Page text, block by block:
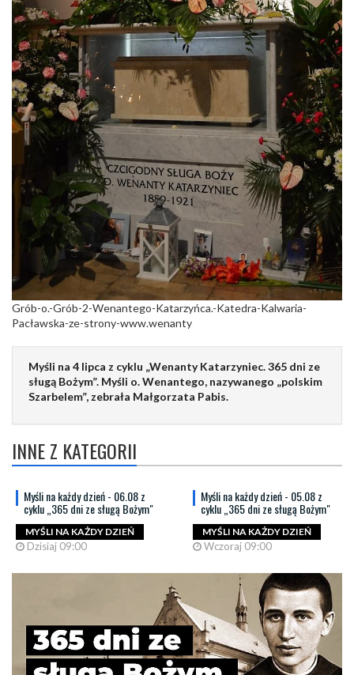
Grób-o.-Grób-2-Wenantego-Katarzyńca.-Katedra-Kalwaria-
Pacławska-ze-strony-www.wenanty
Myśli na 4 lipca z cyklu „Wenanty Katarzyniec. 365 dni ze
sługą Bożym”. Myśli o. Wenantego, nazywanego „polskim
Szarbelem”, zebrała Małgorzata Pabis.
INNE Z KATEGORII
Myśli na każdy dzień - 06.08 z
cyklu „365 dni ze sługą Bożym"
MYŚLI NA KAŻDY DZIEŃ
Dzisiaj 09:00
Myśli na każdy dzień - 05.08 z
cyklu „365 dni ze sługą Bożym"
MYŚLI NA KAŻDY DZIEŃ
Wczoraj 09:00